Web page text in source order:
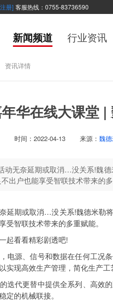
册] 客服热线：0755-83736590
新闻频道 行业资讯
资讯详情
华在线大课堂
时间： 2022-04-13 来源： 魏
动无奈延期或取消…没关系!魏
出户也能享受智联技术带来的多
期或取消…没关系!魏德米勒
受智联技术带来的多重赋能。
看看精彩剧透吧!
源、信号和数据在任何工况
实现高效生产管理，简化生产工
代更替中提供全系列、高效
定的机械联接。